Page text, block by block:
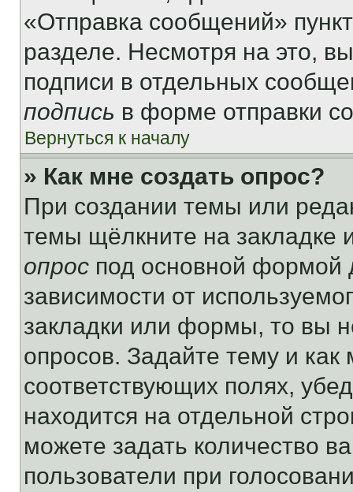
«Отправка сообщений»
разделе. Несмотря на это,
подписи в отдельных
подпись в форме отправки
Вернуться к началу
» Как мне создать опрос?
При создании темы или
темы щёлкните на
опрос под основной формой
зависимости от
закладки или формы, то вы
опросов. Задайте тему и
соответствующих полях,
находится на отдельной
можете задать количество
пользователи при